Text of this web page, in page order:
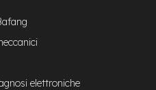
elettroniche